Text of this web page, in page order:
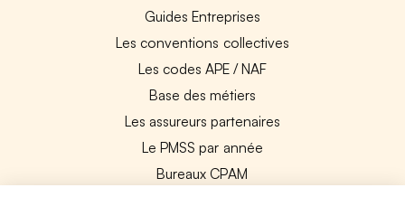
Guides Entreprises
Les conventions collectives
Les codes APE / NAF
Base des métiers
Les assureurs partenaires
Le PMSS par année
Bureaux CPAM